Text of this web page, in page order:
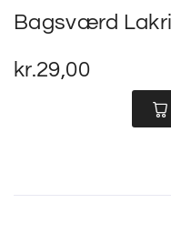
Bagsværd
kr.29,00